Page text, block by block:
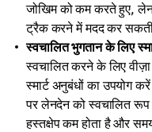
जोखिम को कम करते हुए,
ट्रैक करने में मदद कर
स्वचालित भुगतान के लिए
स्वचालित करने के लिए
स्मार्ट अनुबंधों का उपयोग
पर लेनदेन को स्वचालित
हस्तक्षेप कम होता है और